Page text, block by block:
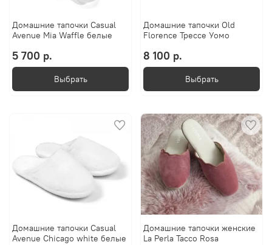
Домашние тапочки Casual
Avenue Mia Waffle белые
5 700 р.
Выбрать
Домашние тапочки Old
Florence Трессе Уомо
8 100 р.
Выбрать
Домашние тапочки Casual
Avenue Chicago white белые
Домашние тапочки женские
La Perla Tacco Rosa